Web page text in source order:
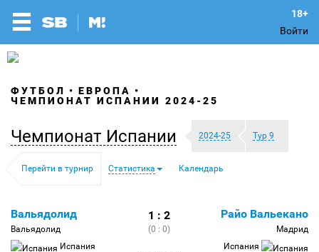
Войти
ФУТБОЛ
ЕВРОПА
ЧЕМПИОНАТ ИСПАНИИ 2024-25
Чемпионат Испании 2024-25 Тур 9
Перейти в турнир Статистика Календарь
Вальядолид
Вальядолид
Испания
1 : 2
(0 : 0)
Райо Вальекано
Мадрид
Испания